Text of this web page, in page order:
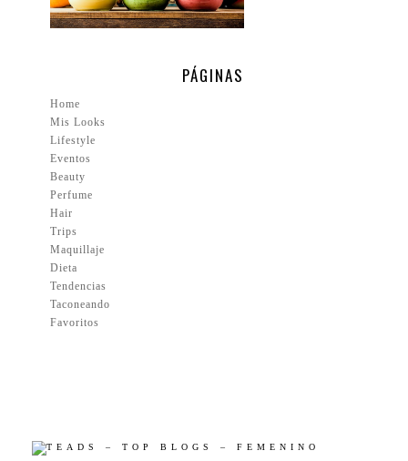
PÁGINAS
Home
Mis Looks
Lifestyle
Eventos
Beauty
Perfume
Hair
Trips
Maquillaje
Dieta
Tendencias
Taconeando
Favoritos